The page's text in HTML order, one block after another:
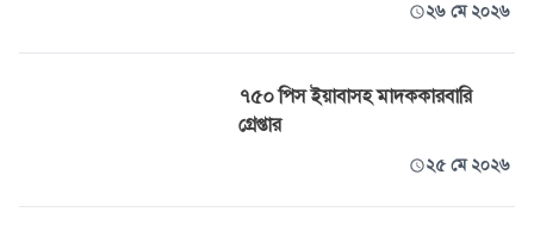
২৬ মে ২০২৬
৭৫০ পিস ইয়াবাসহ মাদককারবারি
গ্রেপ্তার
২৫ মে ২০২৬